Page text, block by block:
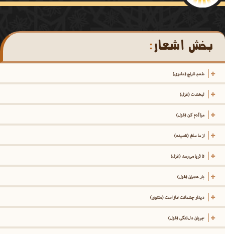
بخش اشعار
طعم نارنج (مثنوی)
لبخندت (غزل)
مرا آدم کن (غزل)
از ما سلام (قصیده)
تا ثریا می‌رسد (غزل)
بار هجران (غزل)
دیدار چشمانت نماز است (مثنوی)
جریان دل‌تنگی (غزل)